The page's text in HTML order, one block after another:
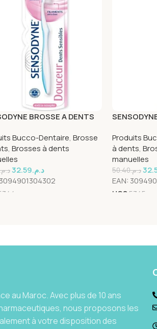
BROSSE A DENTS
Bucco-Dentaire, Brosse
, Brosses à dents
د.م. د.م.32.59
3094901304302
Produits
à dents,
manuelles
د.م.50.40
EAN:
UGS 5345
au Maroc. Avec plus de 10 ans
nous proposons les
à votre disposition des